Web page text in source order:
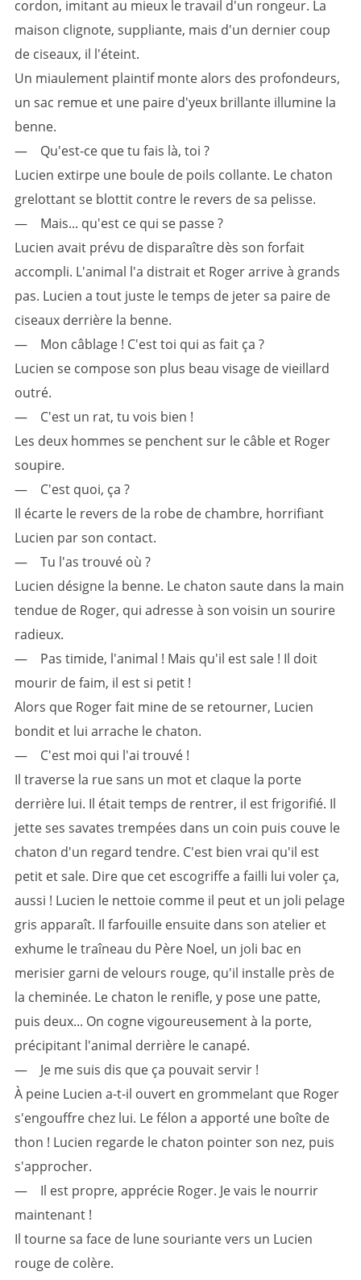
cordon, imitant au mieux le travail d'un rongeur. La
maison clignote, suppliante, mais d'un dernier coup
de ciseaux, il l'éteint.
Un miaulement plaintif monte alors des profondeurs,
un sac remue et une paire d'yeux brillante illumine la
benne.
— Qu'est-ce que tu fais là, toi ?
Lucien extirpe une boule de poils collante. Le chaton
grelottant se blottit contre le revers de sa pelisse.
— Mais... qu'est ce qui se passe ?
Lucien avait prévu de disparaître dès son forfait
accompli. L'animal l'a distrait et Roger arrive à grands
pas. Lucien a tout juste le temps de jeter sa paire de
ciseaux derrière la benne.
— Mon câblage ! C'est toi qui as fait ça ?
Lucien se compose son plus beau visage de vieillard
outré.
— C'est un rat, tu vois bien !
Les deux hommes se penchent sur le câble et Roger
soupire.
— C'est quoi, ça ?
Il écarte le revers de la robe de chambre, horrifiant
Lucien par son contact.
— Tu l'as trouvé où ?
Lucien désigne la benne. Le chaton saute dans la main
tendue de Roger, qui adresse à son voisin un sourire
radieux.
— Pas timide, l'animal ! Mais qu'il est sale ! Il doit
mourir de faim, il est si petit !
Alors que Roger fait mine de se retourner, Lucien
bondit et lui arrache le chaton.
— C'est moi qui l'ai trouvé !
Il traverse la rue sans un mot et claque la porte
derrière lui. Il était temps de rentrer, il est frigorifié. Il
jette ses savates trempées dans un coin puis couve le
chaton d'un regard tendre. C'est bien vrai qu'il est
petit et sale. Dire que cet escogriffe a failli lui voler ça,
aussi ! Lucien le nettoie comme il peut et un joli pelage
gris apparaît. Il farfouille ensuite dans son atelier et
exhume le traîneau du Père Noel, un joli bac en
merisier garni de velours rouge, qu'il installe près de
la cheminée. Le chaton le renifle, y pose une patte,
puis deux... On cogne vigoureusement à la porte,
précipitant l'animal derrière le canapé.
— Je me suis dis que ça pouvait servir !
À peine Lucien a-t-il ouvert en grommelant que Roger
s'engouffre chez lui. Le félon a apporté une boîte de
thon ! Lucien regarde le chaton pointer son nez, puis
s'approcher.
— Il est propre, apprécie Roger. Je vais le nourrir
maintenant !
Il tourne sa face de lune souriante vers un Lucien
rouge de colère.